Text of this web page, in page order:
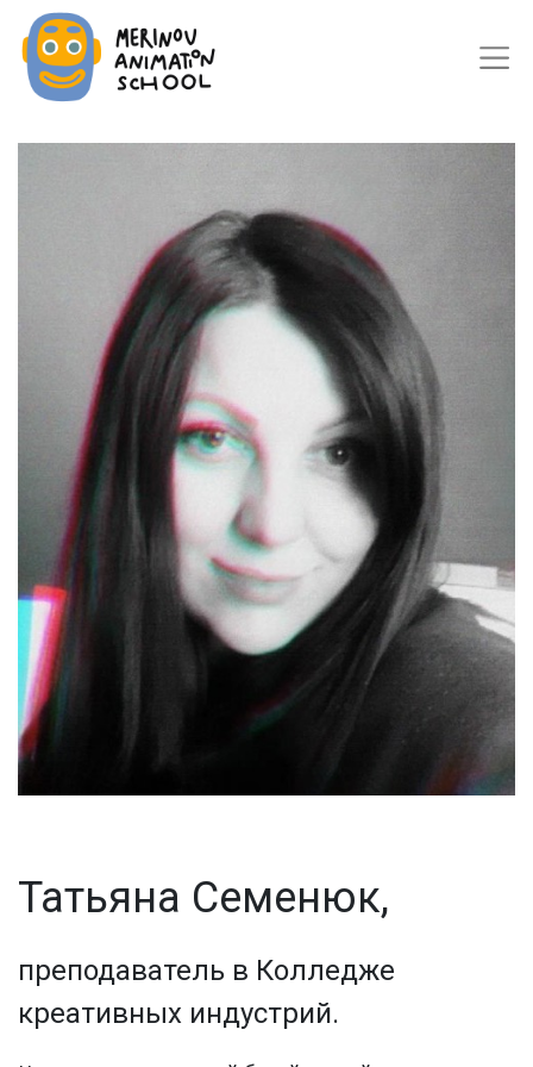
Татьяна Семенюк,
преподаватель в Колледже
креативных индустрий.